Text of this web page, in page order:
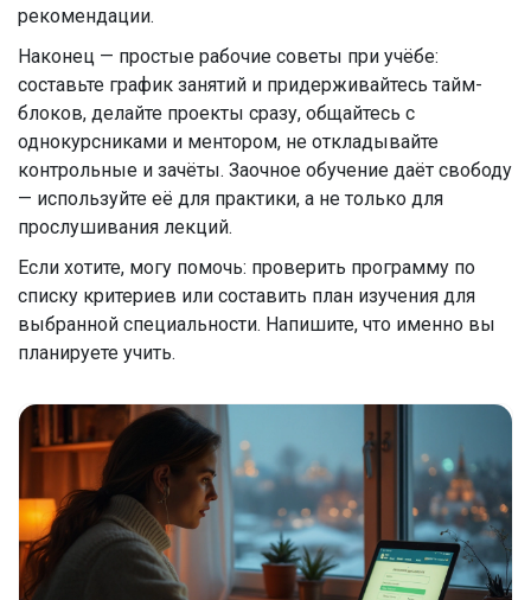
рекомендации.
Наконец — простые рабочие советы при учёбе:
составьте график занятий и придерживайтесь тайм-
блоков, делайте проекты сразу, общайтесь с
однокурсниками и ментором, не откладывайте
контрольные и зачёты. Заочное обучение даёт свободу
— используйте её для практики, а не только для
прослушивания лекций.
Если хотите, могу помочь: проверить программу по
списку критериев или составить план изучения для
выбранной специальности. Напишите, что именно вы
планируете учить.